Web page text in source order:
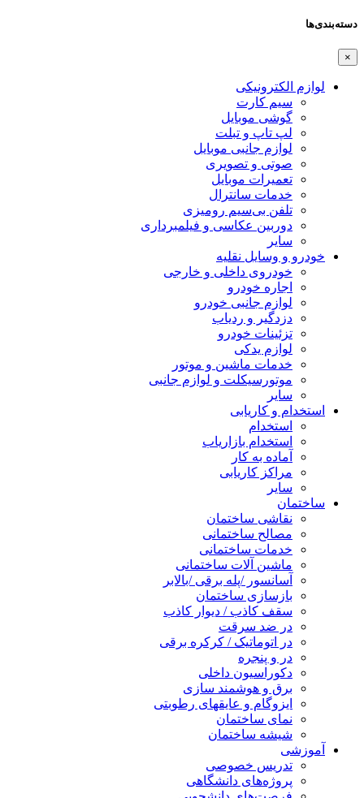
دسته‌بندی‌ها
×
لوازم الکترونیکی
سیم کارت
گوشی موبایل
لپ تاپ و تبلت
لوازم جانبی موبایل
صوتی و تصویری
تعمیرات موبایل
خدمات سانترال
تلفن بی‌سیم رومیزی
دوربین عکاسی و فیلمبرداری
سایر
خودرو و وسایل نقلیه
خودروی داخلی و خارجی
اجاره خودرو
لوازم جانبی خودرو
دزدگیر و ردیاب
تزئینات خودرو
لوازم یدکی
خدمات ماشین و موتور
موتورسیکلت و لوازم جانبی
سایر
استخدام و کاریابی
استخدام
استخدام بازاریاب
آماده به کار
مراکز کاریابی
سایر
ساختمان
نقاشی ساختمان
مصالح ساختمانی
خدمات ساختمانی
ماشین آلات ساختمانی
آسانسور /پله برقی /بالابر
بازسازی ساختمان
سقف کاذب / دیوار کاذب
در ضد سرقت
در اتوماتیک / کرکره برقی
در و پنجره
دکوراسیون داخلی
برق و هوشمند سازی
ایزوگام و عایقهای رطوبتی
نمای ساختمان
شیشه ساختمان
آموزشی
تدریس خصوصی
پروژه‌های دانشگاهی